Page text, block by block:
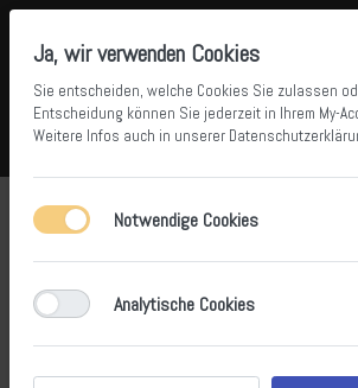
Menü Anmelden Vergleichen
Ja, wir verwenden Cookies
Sie entscheiden, welche Cookies Sie zulassen
Entscheidung können Sie jederzeit in Ihrem My-
Weitere Infos auch in unserer
Notwendige Cookies
Analytische Cookies